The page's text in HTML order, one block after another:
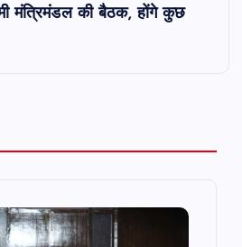
मंत्रिमंडल की बैठक, होंगे कुछ